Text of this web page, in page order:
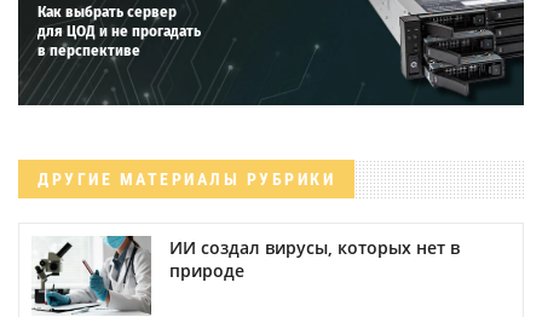
Как выбрать сервер
для ЦОД и не прогадать
в перспективе
ДРУГИЕ МАТЕРИАЛЫ РУБРИКИ
ИИ создал вирусы, которых нет в
природе